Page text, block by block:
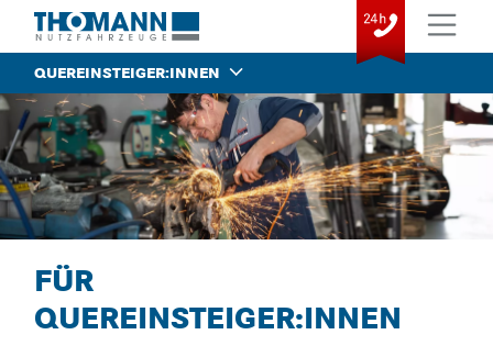
QUEREINSTEIGER:INNEN
FÜR
QUEREINSTEIGER:INNEN